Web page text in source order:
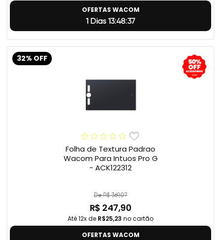
OFERTAS WACOM
1 Dias 13:48:37
32% OFF
Folha de Textura Padrao
Wacom Para Intuos Pro G
- ACK122312
De R$ 369,07
R$ 247,90
Até 12x de R$25,23 no cartão
OFERTAS WACOM